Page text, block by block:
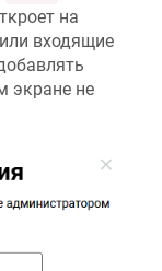
на
входящие
экране не